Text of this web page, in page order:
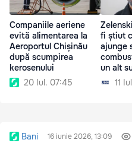
Companiile aeriene
evită alimentarea la
Aeroportul Chișinău
după scumpirea
kerosenului
20 Iul. 07:45
fi știut
ajunge
un alt
11
Bani 16 iunie 2026, 13:09